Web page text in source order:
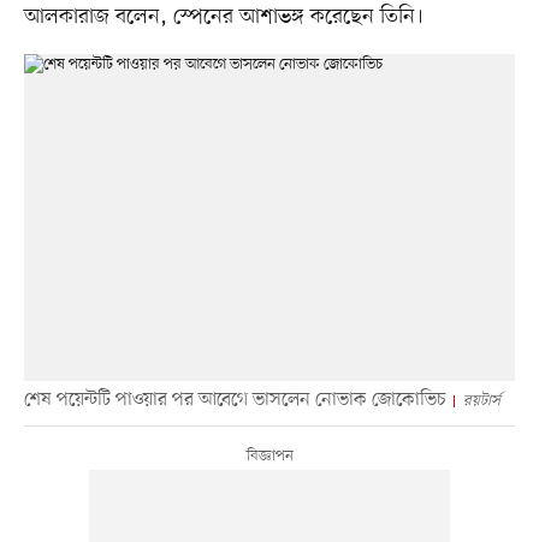
আলকারাজ বলেন, স্পেনের আশাভঙ্গ করেছেন তিনি।
শেষ পয়েন্টটি পাওয়ার পর আবেগে ভাসলেন নোভাক জোকোভিচ রয়টার্স